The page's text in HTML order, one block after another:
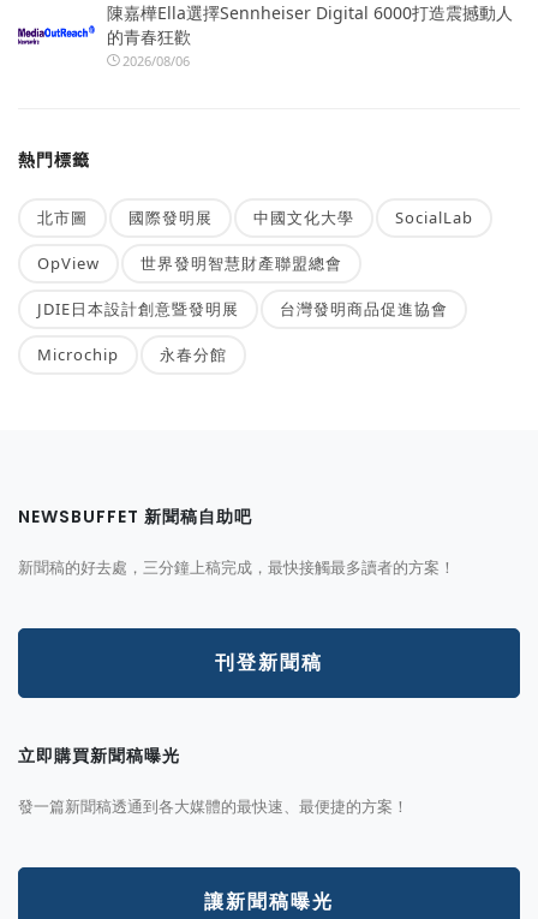
陳嘉樺Ella選擇Sennheiser Digital 6000打造震撼動人
的青春狂歡
2026/08/06
熱門標籤
北市圖 國際發明展 中國文化大學 SocialLab
OpView 世界發明智慧財產聯盟總會
JDIE日本設計創意暨發明展 台灣發明商品促進協會
Microchip 永春分館
NEWSBUFFET 新聞稿自助吧
新聞稿的好去處，三分鐘上稿完成，最快接觸最多讀者的方案！
刊登新聞稿
立即購買新聞稿曝光
發一篇新聞稿透通到各大媒體的最快速、最便捷的方案！
讓新聞稿曝光